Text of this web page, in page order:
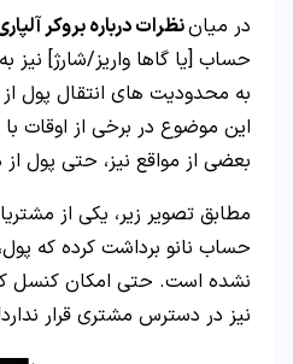
در میاننظرات درباره بروکر
حساب [یا گاها واریز/شارژ]
به محدودیت های انتقال پول از
این موضوع در برخی از اوقات
بعضی از مواقع نیز، حتی پول
حساب نانو برداشت کرده که
نشده است. حتی امکان کنسل
نیز در دسترس مشتری قرار